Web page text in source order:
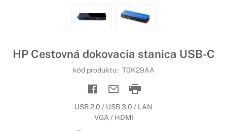
HP Cestovná dokovacia stanica USB-C
kód produktu: T0K29AA
USB 2.0 / USB 3.0 / LAN
VGA / HDMI